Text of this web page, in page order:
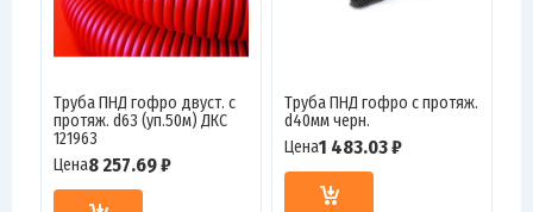
Труба ПНД гофро двуст. с
протяж. d63 (уп.50м) ДКС
121963
Цена8 257.69 ₽
Труба ПНД гофро с протяж.
d40мм черн.
Цена1 483.03 ₽